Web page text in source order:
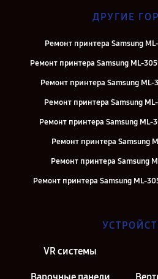
ДРУГИЕ
Ремонт принтера Samsung
Ремонт принтера Samsung ML-
Ремонт принтера Samsung ML-
Ремонт принтера Samsung
Ремонт принтера Samsung ML-
Ремонт принтера Samsung
Ремонт принтера Samsung
Ремонт принтера Samsung ML-
VR системы